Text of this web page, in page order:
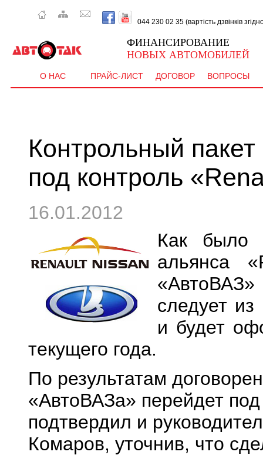
044 230 02 35 (вартість дзвінків
ФИНАНСИРОВАНИЕ
НОВЫХ АВТОМОБИЛЕЙ
О НАС ПРАЙС-ЛИСТ ДОГОВОР ВОПРОСЫ
Контрольный
под контроль
16.01.2012
Как было
альянса
«АвтоВАЗ»
следует
и будет
текущего года.
По результатам
«АвтоВАЗа» перейдет
подтвердил и
Комаров, уточнив, что